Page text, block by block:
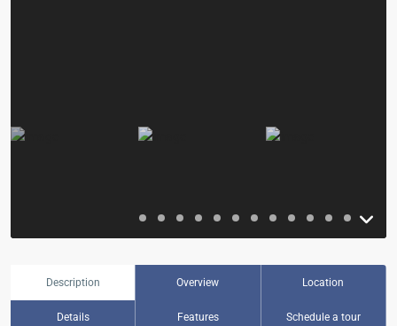
Description Overview Location
Details Features Schedule a tour